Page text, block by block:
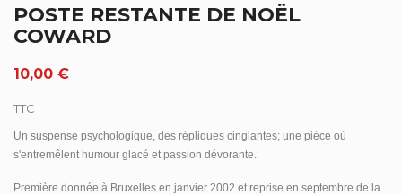
POSTE RESTANTE DE NOËL
COWARD
10,00 €
TTC
Un suspense psychologique, des répliques cinglantes; une pièce où
s'entremêlent humour glacé et passion dévorante.
Première donnée à Bruxelles en janvier 2002 et reprise en septembre de la